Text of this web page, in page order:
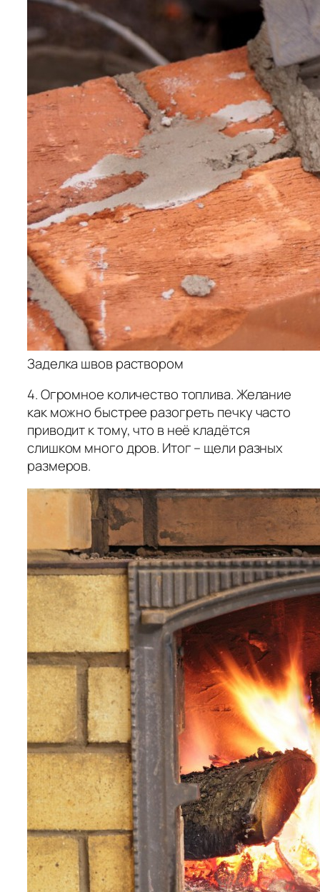
Заделка швов раствором
4. Огромное количество топлива. Желание
как можно быстрее разогреть печку часто
приводит к тому, что в неё кладётся
слишком много дров. Итог – щели разных
размеров.